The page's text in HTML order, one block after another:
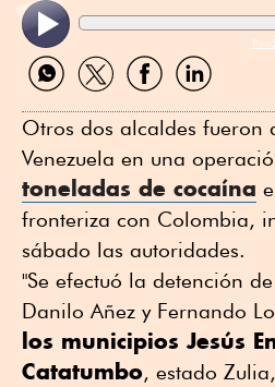
Compartir
por
Compartir
por
Compartir
por
Compartir
por
Otros dos alcaldes fueron
Venezuela en una
toneladas de cocaína
fronteriza con Colombia,
sábado las autoridades.
"Se efectuó la detención
Danilo Añez y Fernando
los municipios Jesús
Catatumbo, estado